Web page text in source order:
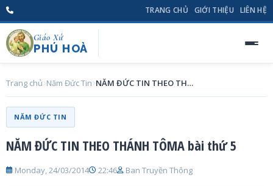
TRANG CHỦ GIỚI THIỆU LIÊN HỆ
Giáo Xứ
PHÚ HOÀ
Trang chủ Năm Đức Tin NĂM ĐỨC TIN THEO THÁNH TÔMA bài thứ 5
NĂM ĐỨC TIN
NĂM ĐỨC TIN THEO THÁNH TÔMA bài thứ 5
Monday, 24/03/2014 22:46 Ban Truyền Thông